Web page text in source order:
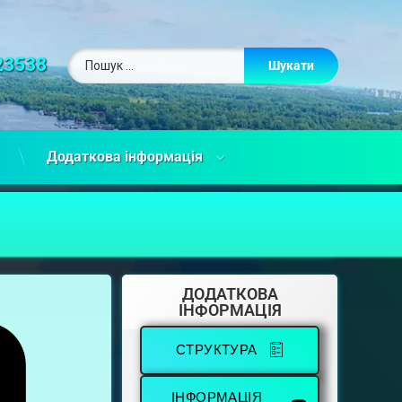
Додаткова інформація
ДОДАТКОВА
ІНФОРМАЦІЯ
СТРУКТУРА
ІНФОРМАЦІЯ